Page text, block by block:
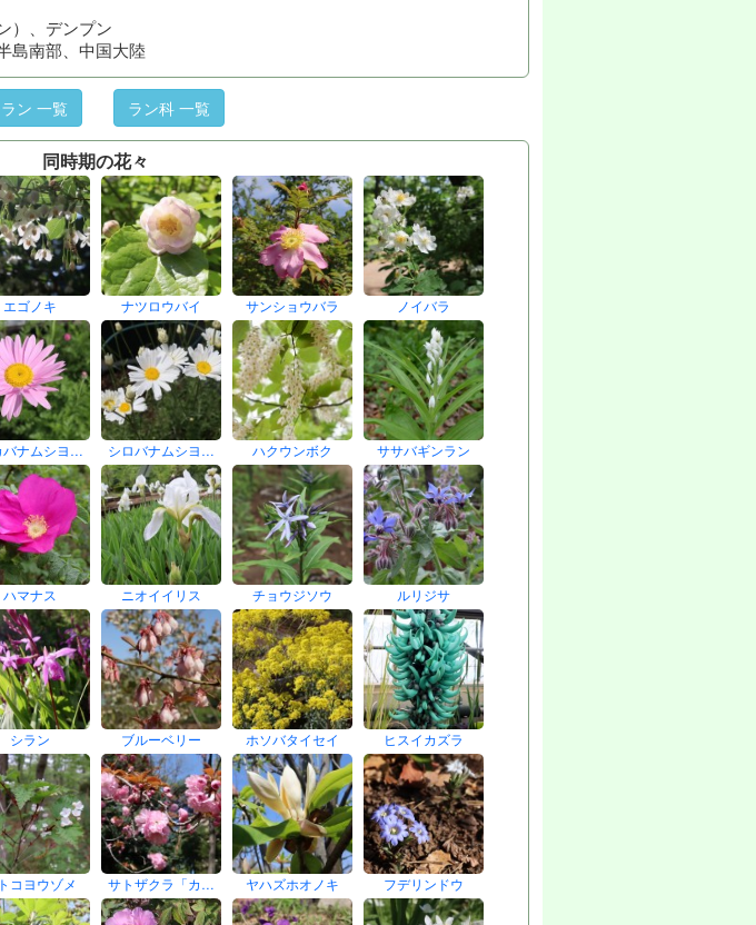
）、デンプン
島南部、中国大陸
ン 一覧 ラン科 一覧
同時期の花々
エゴノキ ナツロウバイ サンショウバラ ノイバラ
バナムシヨ… シロバナムシヨ… ハクウンボク ササバギンラン
ハマナス ニオイイリス チョウジソウ ルリジサ
シラン ブルーベリー ホソバタイセイ ヒスイカズラ
コヨウゾメ サトザクラ「カ… ヤハズホオノキ フデリンドウ